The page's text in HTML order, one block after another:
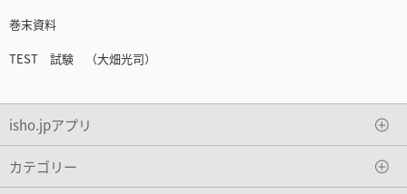
巻末資料
TEST 試験 （大畑光司）
isho.jpアプリ
カテゴリー